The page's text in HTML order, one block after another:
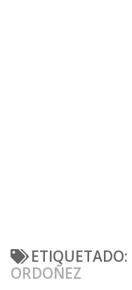
ETIQUETADO:
ORDOÑEZ